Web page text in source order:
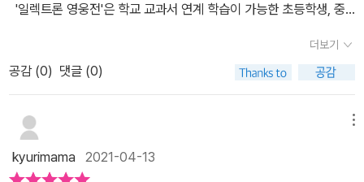
​ ​ '일렉트론 영웅전'은 학교 교과서 연계 학습이 가능한 초등학생, 중
실제 코딩이 전기의 원리와 어떻게 연관이 있으며 코딩에 의해 전기
적 장치가 움직일 수 있는지 원리 이해를 가능해질 수 있도록 도와주
고 있습니다. ​ ​ ​ ​ 만화만 쓰윽~ 읽어도 코딩의 원리와 전기의 원리까
지 자연스럽게 알 수 있는 '일렉트론 영웅전'은 어느덧 4편이 나왔습
데 무리는 없습니다. ​ 주변을 둘러보면 하다못해 밥솥에까지도 프로
더보기
공감 (0) 댓글 (0)
kyurimama 2021-04-13